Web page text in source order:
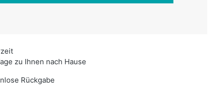
zu Ihnen nach Hause
Rückgabe